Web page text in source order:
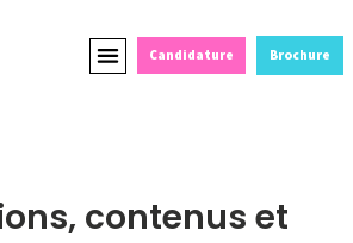
Candidature Brochure
contenus et